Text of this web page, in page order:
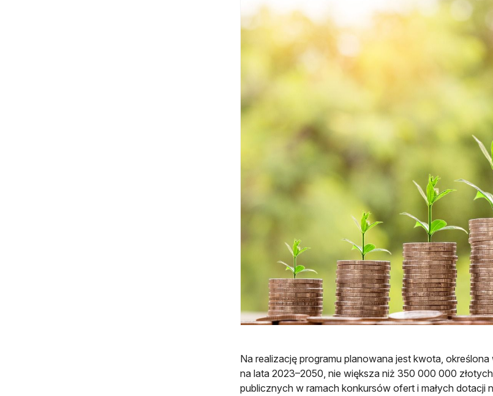
Na realizację programu planowana jest kwota,
na lata 2023–2050, nie większa niż 350 000 000
publicznych w ramach konkursów ofert i małych dotacji